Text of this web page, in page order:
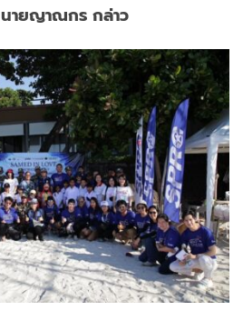
นายญาณกร กล่าว